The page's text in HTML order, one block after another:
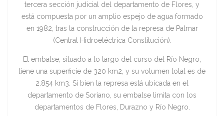
tercera sección judicial del departamento de Flores, y
está compuesta por un amplio espejo de agua formado
en 1982, tras la construcción de la represa de Palmar
(Central Hidroeléctrica Constitución).
El embalse, situado a lo largo del curso del Río Negro,
tiene una superficie de 320 km2, y su volumen total es de
2.854 km3. Si bien la represa está ubicada en el
departamento de Soriano, su embalse limita con los
departamentos de Flores, Durazno y Río Negro.